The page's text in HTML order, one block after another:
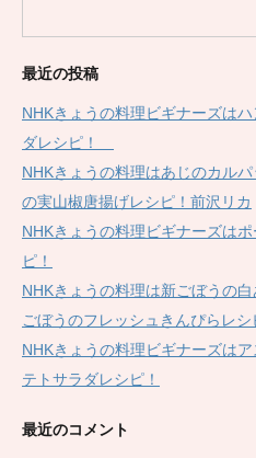
最近の投稿
NHKきょうの料理ビギナーズは
ダレシピ！
NHKきょうの料理はあじのカル
の実山椒唐揚げレシピ！前沢リカ
NHKきょうの料理ビギナーズは
ピ！
NHKきょうの料理は新ごぼうの
ごぼうのフレッシュきんぴらレシ
NHKきょうの料理ビギナーズは
テトサラダレシピ！
最近のコメント